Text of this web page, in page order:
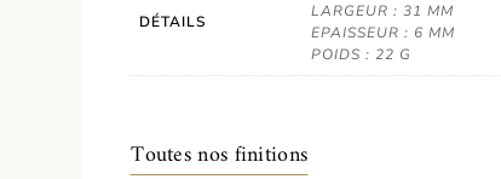
DÉTAILS
LARGEUR : 31 MM
EPAISSEUR : 6 MM
POIDS : 22 G
Toutes nos finitions